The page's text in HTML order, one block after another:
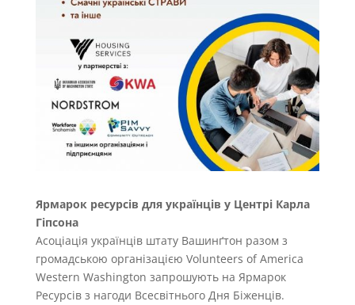
Ярмарок ресурсів для українців у Центрі Карла
Гіпсона
Асоціація українців штату Вашинґтон разом з
громадською організацією Volunteers of America
Western Washington запрошують на Ярмарок
Ресурсів з нагоди Всесвітнього Дня Біженців.